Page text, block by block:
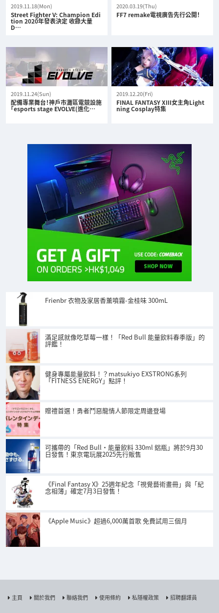
2019.11.18(Mon)
Street Fighter V: Champion Edi
tion 2020年發表決定 收錄大量
D…
2020.03.19(Thu)
FF7 remake電視廣告先行公開！
2019.11.24(Sun)
配備專業舞台！神戶市灘區電競設施
「esports stage EVOLVE(進化…
2019.12.20(Fri)
FINAL FANTASY XIII女主角Light
ning Cosplay特集
Frienbr 衣物及家居香薰噴霧-金桂味 300mL
滿足感就像吃草莓一樣！「Red Bull 能量飲料春季版」的
評鑑！
健身專屬能量飲料！？matsukiyo EXSTRONG系列
「FITNESS ENERGY」點評！
贈禮首選！勇者鬥惡龍情人節限定周邊登場
可攜帶的「Red Bull・能量飲料 330ml 鋁瓶」將於9月30
日發售！東京電玩展2025先行販售
《Final Fantasy X》25週年紀念「視覺藝術畫冊」與「紀
念相簿」確定7月3日發售！
《Apple Music》超過6,000萬首歌 免費試用三個月
主頁 關於我們 聯絡我們 使用條約 私隱權政策 招聘翻譯員